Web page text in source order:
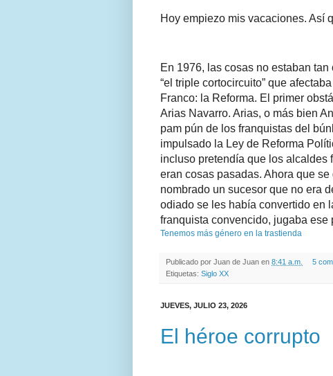
Hoy empiezo mis vacaciones. Así
En 1976, las cosas no estaban
“el triple cortocircuito” que
Franco: la Reforma. El primer
Arias Navarro. Arias, o más bien
pam pún de los franquistas del
impulsado la Ley de Reforma
incluso pretendía que los alcaldes
eran cosas pasadas. Ahora que
nombrado un sucesor que no era
odiado se les había convertido en
franquista convencido, jugaba ese
Tenemos más género en la trastienda
Publicado por Juan de Juan en 8:41 a.m.
5
Etiquetas: Siglo XX
JUEVES, JULIO 23, 2026
El héroe corrupto